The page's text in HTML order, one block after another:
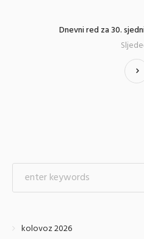
Dnevni red za 30.
kolovoz 2026